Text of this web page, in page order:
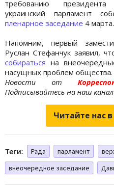
требованию
украинский парламент
пленарное заседание 4 марта.
Напомним, первый
Руслан Стефанчук заявил,
собираться на
насущных проблем общества.
Новости от
Подписывайтесь на наш канал
Читайте нас
Теги: Рада парламент
внеочередное заседание